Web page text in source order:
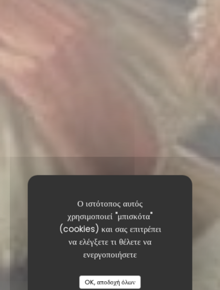
Ο ιστότοπος αυτός
χρησιμοποιεί "μπισκότα"
(cookies) και σας επιτρέπει
να ελέγξετε τι θέλετε να
ενεργοποιήσετε
OK, αποδοχή όλων